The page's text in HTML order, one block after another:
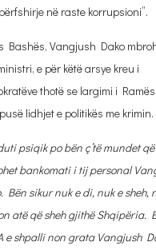
në raste korrupsioni”.
Bashës, Vangjush Dako
e për këtë arsye kreu i
thotë se largimi i
lidhjet e politikës me krimin.
psiqik po bën ç’të mundet
bankomati i tij personal
Bën sikur nuk e di, nuk e sheh,
atë që sheh gjithë Shqipëria.
e shpalli non grata Vangjush